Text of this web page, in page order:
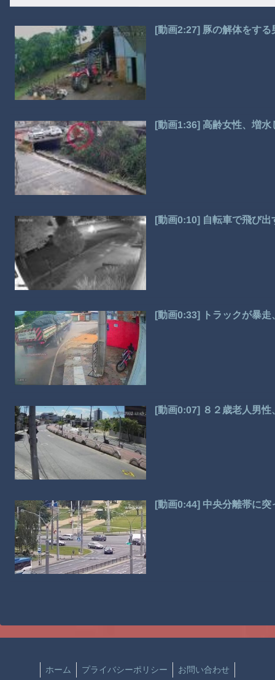
[動画2:27] 豚の解体をす
[動画1:36] 高齢女性、増水
[動画0:10] 自転車で飛び
[動画0:33] トラックが暴
[動画0:07] ８２歳老人男性
[動画0:44] 中央分離帯に
ホーム プライバシーポリシー お問い合わせ